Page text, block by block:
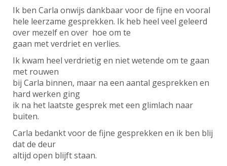
Ik ben Carla onwijs dankbaar voor de fijne en vooral
hele leerzame gesprekken. Ik heb heel veel geleerd
over mezelf en over hoe om te
gaan met verdriet en verlies.
Ik kwam heel verdrietig en niet wetende om te gaan
met rouwen
bij Carla binnen, maar na een aantal gesprekken en
hard werken ging
ik na het laatste gesprek met een glimlach naar
buiten.
Carla bedankt voor de fijne gesprekken en ik ben blij
dat de deur
altijd open blijft staan.